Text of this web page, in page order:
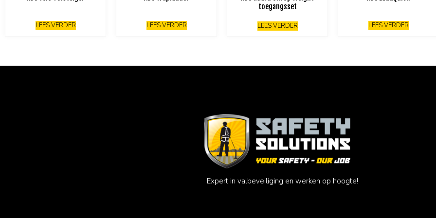
LEES VERDER LEES VERDER
toegangsset
LEES VERDER LEES VERDER
Expert in valbeveiliging en werken op hoogte!